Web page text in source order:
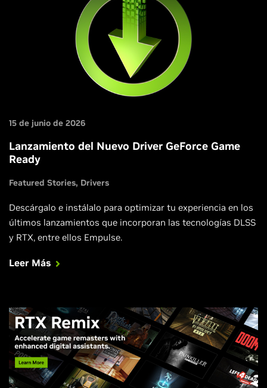
15 de junio de 2026
Lanzamiento del Nuevo Driver GeForce Game
Ready
Featured Stories Drivers
Descárgalo e instálalo para optimizar tu experiencia en los
últimos lanzamientos que incorporan las tecnologías DLSS
y RTX, entre ellos Empulse.
Leer Más